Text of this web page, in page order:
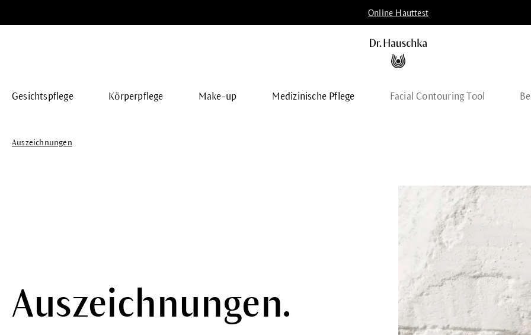
Online Hauttest
Gesichtspflege Körperpflege Make-up Medizinische Pflege Facial Contouring Tool
Auszeichnungen
Auszeichnungen.